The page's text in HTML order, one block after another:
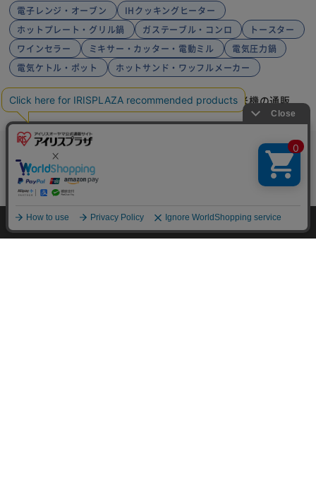
電子レンジ・オーブン
IHクッキングヒーター
ホットプレート・グリル鍋
ガステーブル・コンロ
トースター
ワインセラー
ミキサー・カッター・電動ミル
電気圧力鍋
電気ケトル・ポット
ホットサンド・ワッフルメーカー
HOME 家電 キッチン家電 炊飯器・精米機の通販
HOME 探す ログイン お気に入り お知らせ